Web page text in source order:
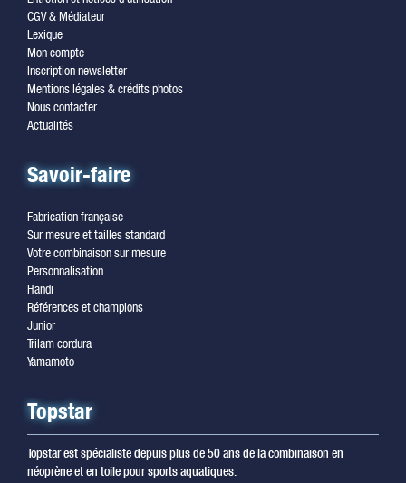
CGV & Médiateur
Lexique
Mon compte
Inscription newsletter
Mentions légales & crédits photos
Nous contacter
Actualités
Savoir-faire
Fabrication française
Sur mesure et tailles standard
Votre combinaison sur mesure
Personnalisation
Handi
Références et champions
Junior
Trilam cordura
Yamamoto
Topstar
Topstar est spécialiste depuis plus de 50 ans de la combinaison en
néoprène et en toile pour sports aquatiques.